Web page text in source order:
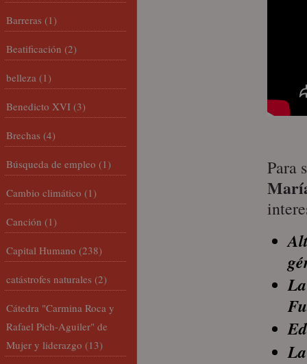
Para
Barreras (1)
Beatificación (2)
belleza (1)
Benedicto XVI (3)
Brechas (4)
Búsqueda de empleo (1)
Cambio climático (1)
Canción (1)
Capital Humano (238)
catástrofes naturales (2)
Cátedra "Carmina Roca y
Rafael Pich-Aguiler" de
Mujer y liderazgo (13)